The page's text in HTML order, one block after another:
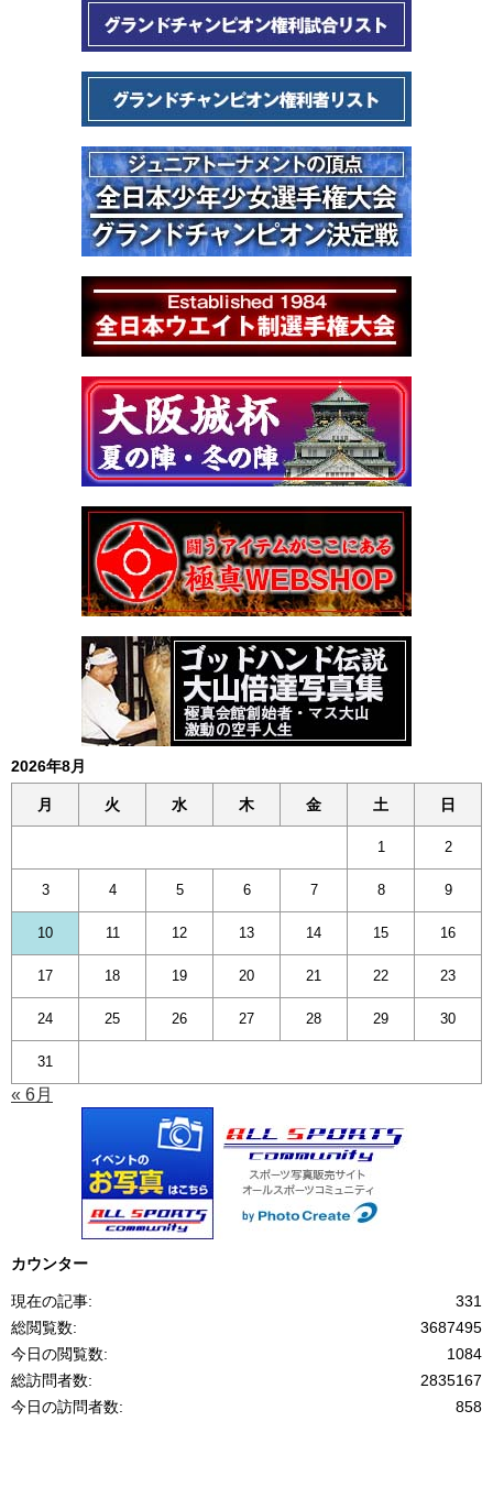
2026年8月
月 火 水 木 金 土 日
1 2
3 4 5 6 7 8 9
10 11 12 13 14 15 16
17 18 19 20 21 22 23
24 25 26 27 28 29 30
31
« 6月
カウンター
331
現在の記事:
3687495
総閲覧数:
1084
今日の閲覧数:
2835167
総訪問者数:
858
今日の訪問者数: